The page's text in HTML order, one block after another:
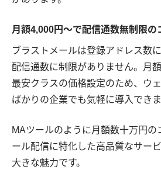
月額4,000円〜で配信通数無制限の
ブラストメールは登録アドレス数
配信通数に制限がありません。月
最安クラスの価格設定のため、ウ
ばかりの企業でも気軽に導入できま
MAツールのように月額数十万円の
ール配信に特化した高品質なサー
大きな魅力です。